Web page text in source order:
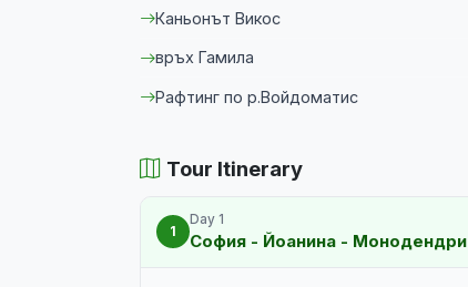
Каньонът Викос
връх Гамила
Рафтинг по р.Войдоматис
Tour Itinerary
1
Day 1
София - Йоанина - Монодендри